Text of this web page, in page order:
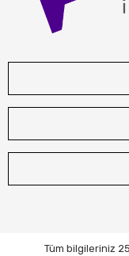
Tüm bilgileriniz